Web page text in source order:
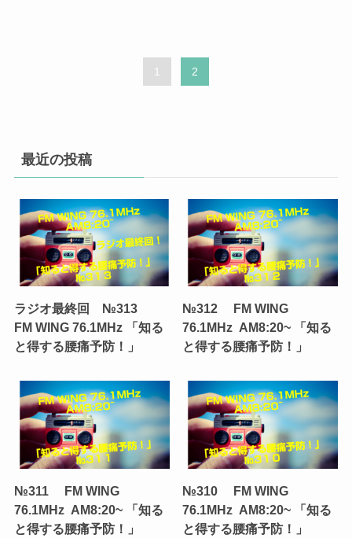
1 2
最近の投稿
ラジオ最終回 №313
FM WING 76.1MHz 「知る
と得する腰痛予防！」
№312 FM WING
76.1MHz AM8:20~ 「知る
と得する腰痛予防！」
№311 FM WING
76.1MHz AM8:20~ 「知る
と得する腰痛予防！」
№310 FM WING
76.1MHz AM8:20~ 「知る
と得する腰痛予防！」